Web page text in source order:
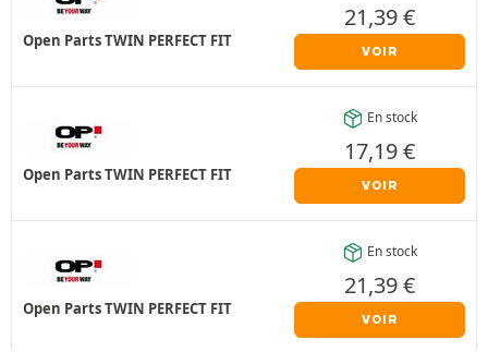
Open Parts TWIN PERFECT FIT
21,39€
VOIR
Open Parts TWIN PERFECT FIT
En stock
17,19€
VOIR
Open Parts TWIN PERFECT FIT
En stock
21,39€
VOIR